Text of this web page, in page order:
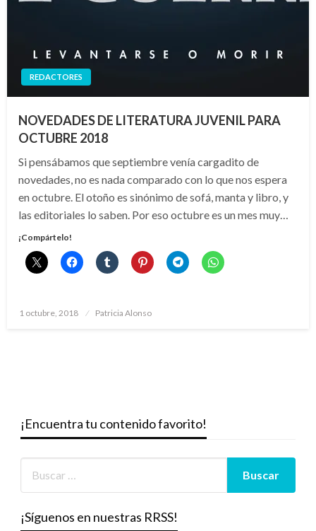
REDACTORES
NOVEDADES DE LITERATURA JUVENIL PARA
OCTUBRE 2018
Si pensábamos que septiembre venía cargadito de
novedades, no es nada comparado con lo que nos espera
en octubre. El otoño es sinónimo de sofá, manta y libro, y
las editoriales lo saben. Por eso octubre es un mes muy…
¡Compártelo!
Publicado
1 octubre, 2018 Patricia Alonso
¡Encuentra tu contenido favorito!
¡Síguenos en nuestras RRSS!